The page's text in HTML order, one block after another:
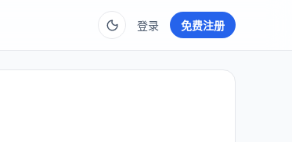
登录 免费注册